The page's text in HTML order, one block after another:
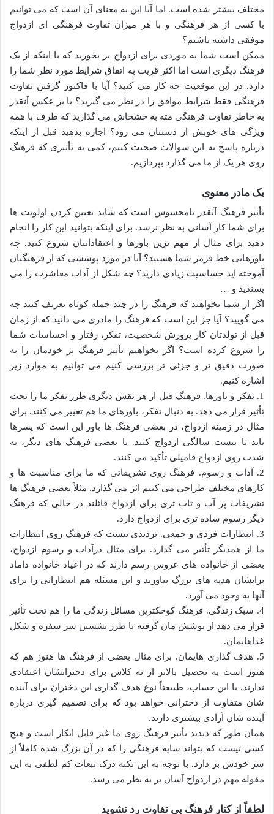
مختلف بیشتر شده است. اما آیا این به معنای آن است که می توانیم
با کسی از هر فرهنگی و با هر میزان تفاوت فرهنگی ای ازدواج
موفقی داشته باشیم؟
ممکن است شما به موردی برای ازدواج بر بخورید که با اینکه از یک
فرهنگ دیگری است اما اکثر قریب به اتفاق شرایط مورد نظر شما را
دارد. در این موقعیت چه کار می کنید؟ آیا با فاکتور گرفتن تفاوت
فرهنگی فقط شرایط موافق را در نظر می گیرید؟ یا بر عکس آنقدر
به خاطر تفاوت فرهنگی مته به خشخاش می گذارید که طرف با همه
ویژگی های خوبش از دستتان می رود؟ اجازه بدهید قبل از اینکه
درباره پاسخ به این سوالات صحبت کنیم، کمی به تأثیری که فرهنگ
روی هر یک از ما می گذارد بپردازیم.
یک مادر معنوی
تأثیر فرهنگ آنقدر نامحسوس است که شاید تعیین کردن اولویت ها
برای شما کار آسانی به نظر نرسد. برای اینکه بتوانید این کار را انجام
دهید برای مثال از مهم ترین باورها و اعتقاداتتان شروع کنید. چه
باورهایی خط قرمز شما هستند؟ آیا در مورد پوششی که از فرهنگتان
آموخته اید حساسیت زیادی دارید؟ چه شکل از آداب معاشرت را می
پسندید و …
اگر از شما بخواهند که فرهنگ را در چند جمله کوتاه تعریف کنید چه
می گویید؟ آیا جز این است که فرهنگ را مادری می دانید که از زمان
قبل از تولدتان کار پرورش شخصیت، تفکر، رفتار و احساسات شما
را شروع کرده است؟ اگر بخواهیم تأثیر فرهنگ بر خودمان را به
صورت دقیق تر و جزئی تر بررسی کنیم می توانیم به موارد زیر
اشاره کنیم.
1. تفکر و باورها. فرهنگ قبل از هر نقش دیگری طرز تفکر ما را تحت
تأثیر قرار می دهد. به دنبال تفکر، باورهای ما هم تغییر می کنند. برای
مثال در زمینه ازدواج، در بعضی فرهنگ ها باور این است که پسرها
باید تا بیست سالگی ازدواج کنند. یا بعضی فرهنگ های دیگر، به
شدت روی ازدواج فامیلی تأکید می کنند.
2. آداب و رسوم. فرهنگ روی تشریفاتی که ما برای مناسبت ها و
کارهای مختلف طراحی می کنیم اثر می گذارد. مثلاً بعضی فرهنگ ها
تشریفات پر آب و تاب تری برای ازدواج قائلند در حالی که فرهنگ
دیگر رسوم ساده تری برای ازدواج دارد.
3. انتظارات فردی و جمعی. تردیدی نیست که فرهنگ روی انتظارات
ما از همدیگر تأثیر می گذارد. برای مثال درآداب و رسوم ازدواج،
بعضی از خانواده های عروس رسم دارند که در اعیاد خانواده داماد
برایشان هدیه های بزرگ بیاورند و این مسئله هم انتظاراتی را برای
آنها به وجود می آورد.
4. سبک زندگی. فرهنگ کوچکترین مسائل زندگی ما را هم تحت تأثیر
قرار می دهد از پوشش مان گرفته تا طرز نشستن سر سفره و شکل
غذاهایمان.
5. هدف گذاری هایمان. برای مثال بعضی از فرهنگ ها هنوز هم که
هنوز است به تحصیل بالاتر از نه کلاس برای دخترانشان اعتقادی
ندارند. با این حساب، طبیعتاً نوع هدف گذاری این دختران برای آینده
شان متفاوت از دخترانی خواهد بود که برای تصمیم گیری درباره
آینده شان آزادی بیشتری دارند.
همان طور که دیدید تأثیر فرهنگ روی ما غیر قابل انکار است و هیچ
کسی نیست که بتواند سایه فرهنگی را که در آن بزرگ شده کاملاً از
سر خودش بر دارد. با توجه به این نکته درک تبعات کم لطفی به این
مقوله مهم در ازدواج آسان تر به نظر می رسد.
لطفاً از کنار فرهنگ بی تفاوت رد نشوید